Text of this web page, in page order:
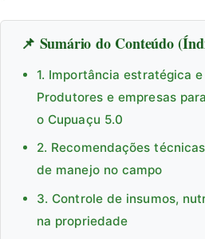
📌 Sumário do Conteúdo
1. Importância estratégica
Produtores e empresas
o Cupuaçu 5.0
2. Recomendações
de manejo no campo
3. Controle de insumos,
na propriedade